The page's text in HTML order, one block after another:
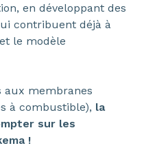
en développant des
contribuent déjà à
le modèle
aux membranes
à combustible), la
sur les
!